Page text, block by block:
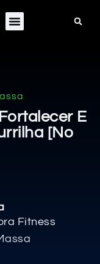
E
[no
Fitness